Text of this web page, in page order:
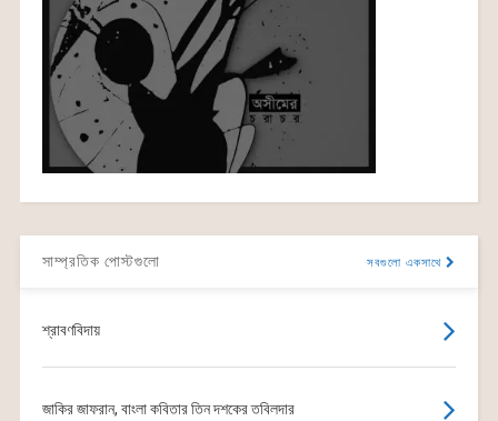
সাম্প্রতিক পোস্টগুলো সবগুলো একসাথে
শ্রাবণবিদায়
জাকির জাফরান, বাংলা কবিতার তিন দশকের তবিলদার